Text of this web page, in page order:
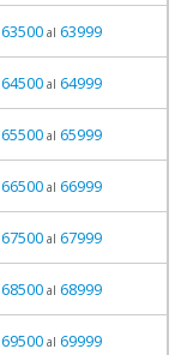
63500al 63999
64500al 64999
65500al 65999
66500al 66999
67500al 67999
68500al 68999
69500al 69999